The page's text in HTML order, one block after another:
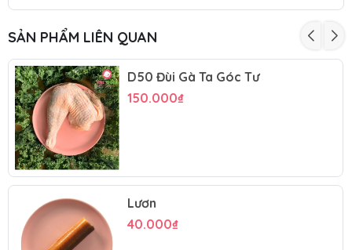
SẢN PHẨM LIÊN QUAN
D50 Đùi Gà Ta Góc Tư
150.000₫
Lươn
40.000₫